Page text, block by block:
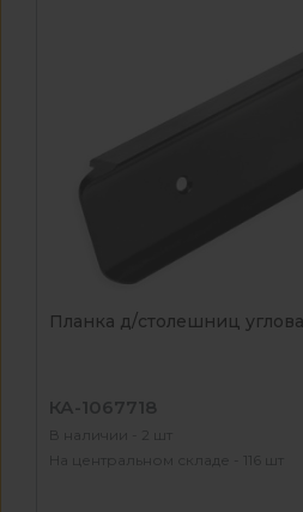
Планка д/столешниц
КА-1067718
В наличии - 2 шт
На центральном складе - 116 шт